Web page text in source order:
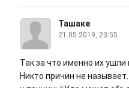
Ташаке
21.05.2019, 23:55
Так за что именно их
Никто причин не